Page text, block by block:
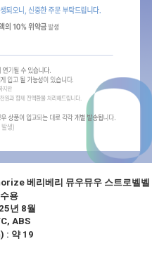
베리베리 뮤우뮤우 스트로벨벨
용
년 8월
ABS
: 약 19